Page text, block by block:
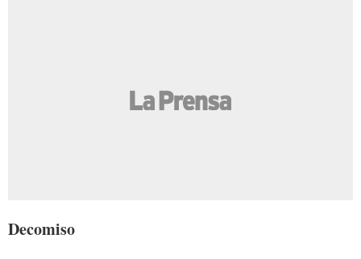
Decomiso